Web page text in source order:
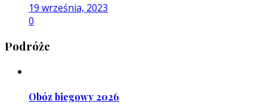
19 września, 2023
0
Podróże
Obóz biegowy 2026